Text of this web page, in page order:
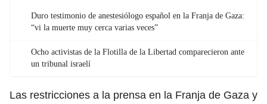
Duro testimonio de anestesiólogo español en la Franja de Gaza:
“vi la muerte muy cerca varias veces”
Ocho activistas de la Flotilla de la Libertad comparecieron ante
un tribunal israelí
Las restricciones a la prensa en la Franja de Gaza y